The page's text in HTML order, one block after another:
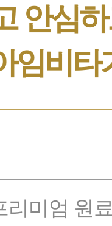
안심
임비타
리미엄 원